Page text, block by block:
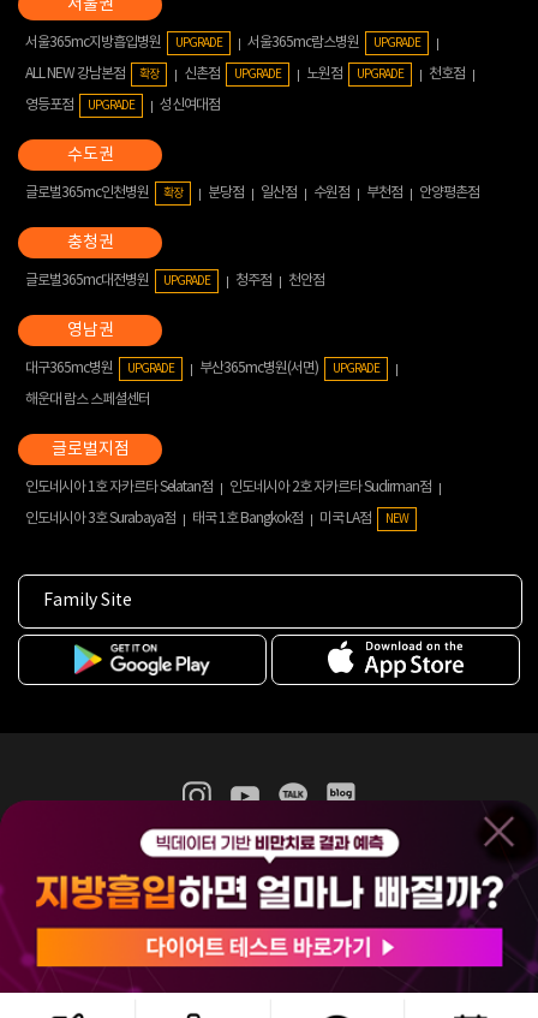
서울365mc지방흡입병원 UPGRADE 서울365mc람스병원 UPGRADE
ALL NEW 강남본점 확장 신촌점 UPGRADE 노원점 UPGRADE
천호점
영등포점
UPGRADE 성신여대점
글로벌365mc인천병원 확장 분당점 일산점 수원점 부천점 안양평촌점
글로벌365mc대전병원 UPGRADE 청주점 천안점
대구365mc병원 UPGRADE 부산365mc병원(서면) UPGRADE
해운대 람스 스페셜센터
인도네시아 1호 자카르타 Selatan점
인도네시아 2호 자카르타 Sudirman점
인도네시아 3호 Surabaya점
태국 1호 Bangkok점 미국 LA점 NEW
Family Site
365mc 병·의원 이용약관
홈페이지 이용약관
비급여진료수가
(주)365mcㅣ서울특별시 서초구 서초대로52길 7, 3~4층(서초동, 제일빌딩)
120-87-04354ㅣ김남철
COPYRIGHT(C) 2025 365mc. ALL RIGHTS RESERVED.